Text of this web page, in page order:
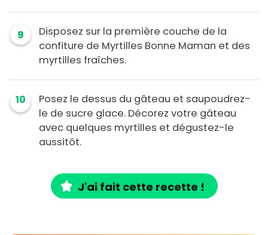
9
Disposez sur la première couche de la
confiture de Myrtilles Bonne Maman et des
myrtilles fraîches.
10
Posez le dessus du gâteau et saupoudrez-
le de sucre glace. Décorez votre gâteau
avec quelques myrtilles et dégustez-le
aussitôt.
J'ai fait cette recette !